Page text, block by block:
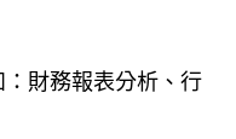
財務報表分析、行